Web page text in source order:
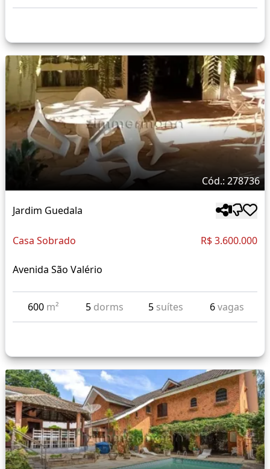
Cód.: 278736
Jardim Guedala
Casa Sobrado R$ 3.600.000
Avenida São Valério
600 m² 5 dorms 5 suítes 6vagas